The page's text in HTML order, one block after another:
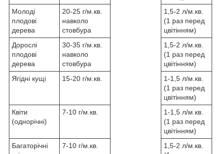
Молоді
плодові
дерева
20-25 г/м.кв.
навколо
стовбура
1,5-2 л/м.кв.
(1 раз перед
цвітінням)
Дорослі
плодові
дерева
30-35 г/м.кв.
навколо
стовбура
1,5-2 л/м.кв.
(1 раз перед
цвітінням)
Ягідні кущі
15-20 г/м.кв.
1-1,5 л/м.кв.
(1 раз перед
цвітінням)
Квіти
(однорічні)
7-10 г/м.кв.
1-1,5 л/м.кв.
(1 раз перед
цвітінням)
Багаторічні
7-10 г/м.кв.
1,5-2 л/м.кв.